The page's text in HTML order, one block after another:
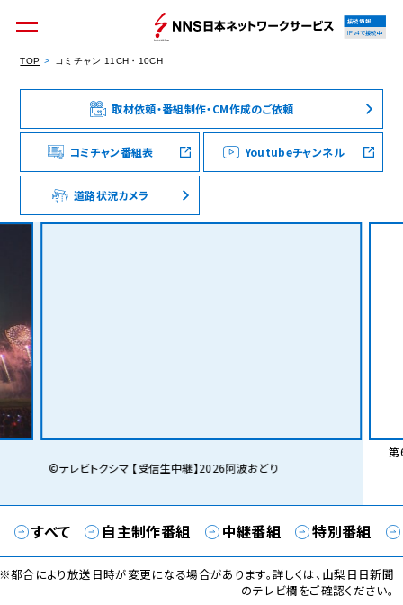
個人のお客様 集合住宅オーナーの方
法人のお客様 料金シミュレーション
接続情報
IPv4で接続中
TOP コミチャン 11CH・10CH
取材依頼・番組制作・CM作成のご依頼
コミチャン番組表 Youtubeチャンネル
道路状況カメラ
©テレビトクシマ 【受信生中継】2026阿波おどり
第
すべて 自主制作番組 中継番組 特別番組
都合により放送日時が変更になる場合があります。詳しくは、山梨日日新聞
のテレビ欄をご確認ください。